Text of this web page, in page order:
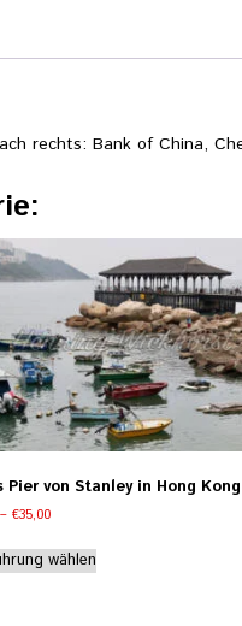
rechts: Bank of China,
Pier von Stanley in Hong Kong
– €35,00Preisspanne:
bis
€35,00
wählenProdukt